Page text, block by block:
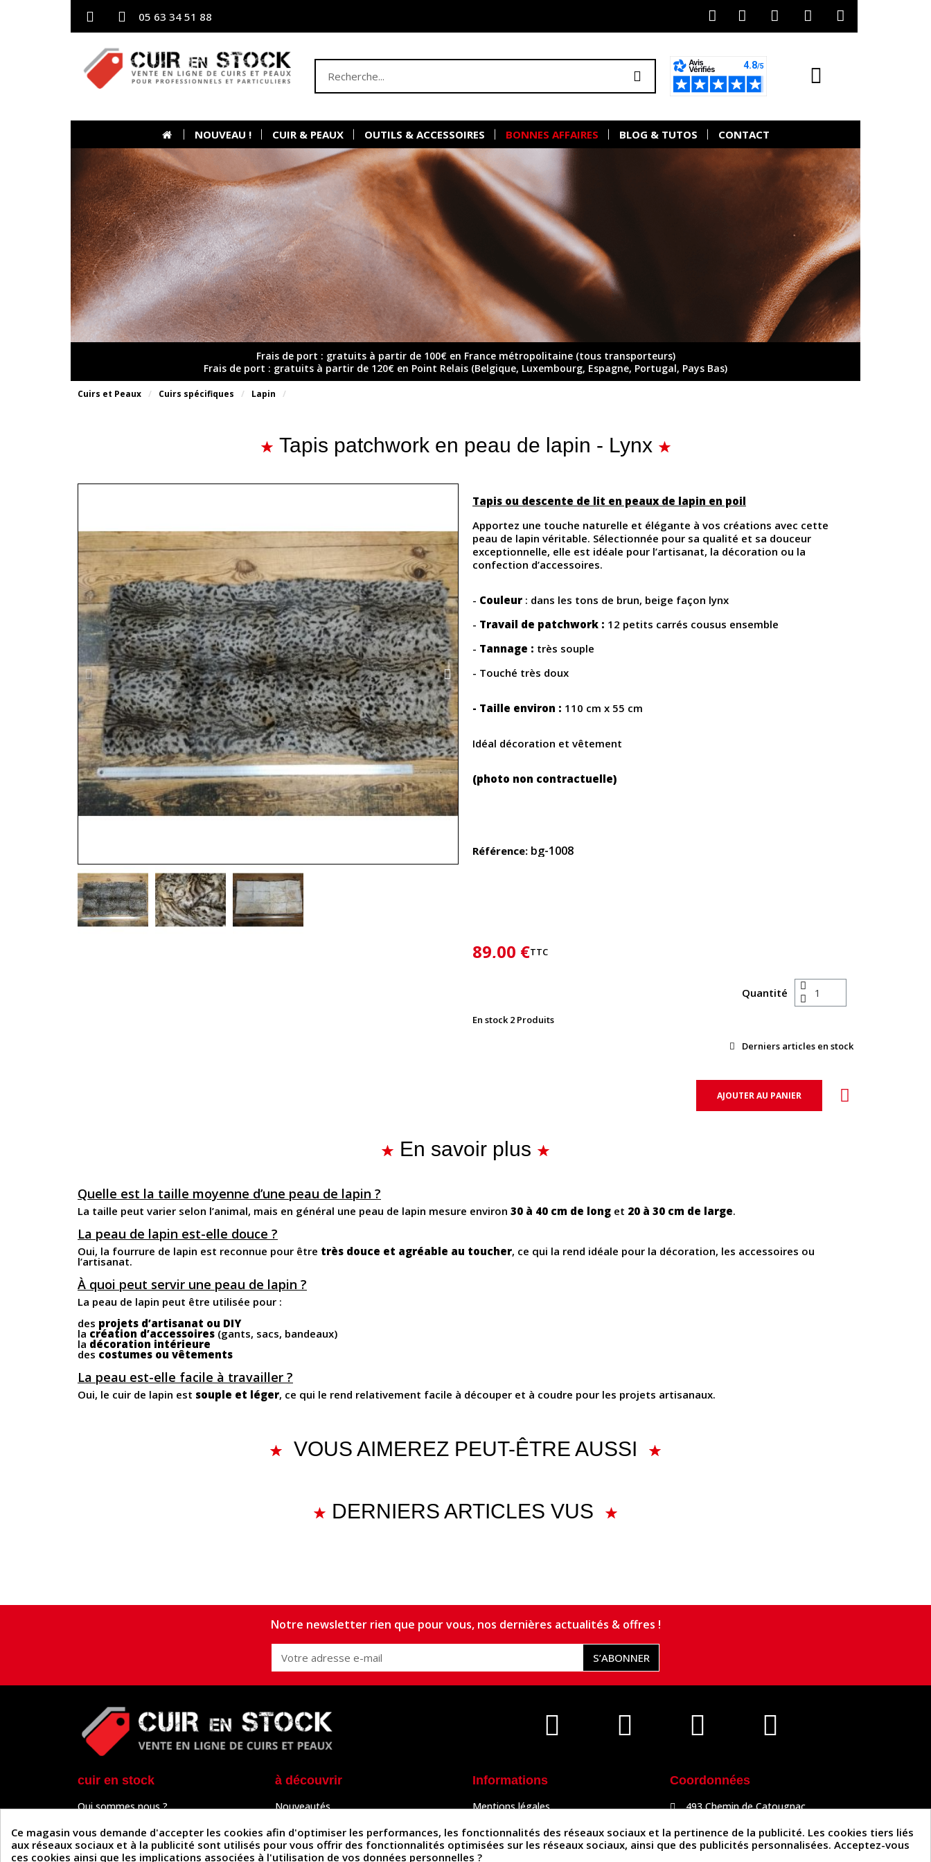
05 63 34 51 88
NOUVEAU ! CUIR & PEAUX OUTILS & ACCESSOIRES BONNES AFFAIRES BLOG & TUTOS CONTACT
Frais de port : gratuits à partir de 100€ en France métropolitaine (tous transporteurs)
Frais de port : gratuits à partir de 120€ en Point Relais (Belgique, Luxembourg, Espagne, Portugal, Pays Bas)
Cuirs et Peaux Cuirs spécifiques Lapin
Tapis patchwork en peau de lapin - Lynx
Tapis ou descente de lit en peaux de lapin en poil
Apportez une touche naturelle et élégante à vos créations avec cette
peau de lapin véritable. Sélectionnée pour sa qualité et sa douceur
exceptionnelle, elle est idéale pour l’artisanat, la décoration ou la
confection d’accessoires.
- Couleur : dans les tons de brun, beige façon lynx
- Travail de patchwork : 12 petits carrés cousus ensemble
- Tannage : très souple
- Touché très doux
- Taille environ : 110 cm x 55 cm
Idéal décoration et vêtement
(photo non contractuelle)
Référence bg-1008
89,00 €TTC
Quantité
En stock 2 Produits
Derniers articles en stock
AJOUTER AU PANIER
En savoir plus
Quelle est la taille moyenne d’une peau de lapin ?
La taille peut varier selon l’animal, mais en général une peau de lapin mesure environ 30 à 40 cm de long et 20 à 30 cm de large.
La peau de lapin est-elle douce ?
Oui, la fourrure de lapin est reconnue pour être très douce et agréable au toucher, ce qui la rend idéale pour la décoration, les accessoires ou
l’artisanat.
À quoi peut servir une peau de lapin ?
La peau de lapin peut être utilisée pour :
des projets d’artisanat ou DIY
la création d’accessoires (gants, sacs, bandeaux)
la décoration intérieure
des costumes ou vêtements
La peau est-elle facile à travailler ?
Oui, le cuir de lapin est souple et léger, ce qui le rend relativement facile à découper et à coudre pour les projets artisanaux.
VOUS AIMEREZ PEUT-ÊTRE AUSSI
DERNIERS ARTICLES VUS
Notre newsletter rien que pour vous, nos dernières actualités & offres !
S’ABONNER
cuir en stock
Qui sommes nous ?
Paiement sécurisé
Un problème de connexion ?
Frais de livraison
à découvrir
Nouveautés
Outils & Accessoires
Tutos
Actualités
Informations
Mentions légales
Politique de confidentialité
Politique des cookies
Contactez-nous
Coordonnées
493 Chemin de Catougnac
05 63 34 51 88
contact@cuirenstock.com
Ce magasin vous demande d'accepter les cookies afin d'optimiser les performances, les fonctionnalités des réseaux sociaux et la pertinence de la publicité. Les cookies tiers liés
aux réseaux sociaux et à la publicité sont utilisés pour vous offrir des fonctionnalités optimisées sur les réseaux sociaux, ainsi que des publicités personnalisées. Acceptez-vous
ces cookies ainsi que les implications associées à l'utilisation de vos données personnelles ?